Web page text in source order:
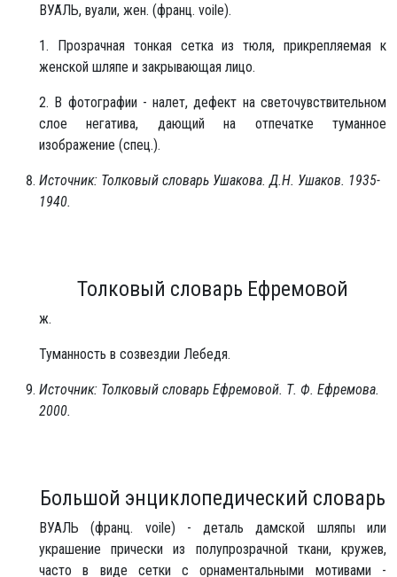
ВУА́ЛЬ, вуали, жен. (франц. voile).
1. Прозрачная тонкая сетка из тюля, прикрепляемая к
женской шляпе и закрывающая лицо.
2. В фотографии - налет, дефект на светочувствительном
слое негатива, дающий на отпечатке туманное
изображение (спец.).
Источник: Толковый словарь Ушакова. Д.Н. Ушаков. 1935-
1940.
Толковый словарь Ефремовой
ж.
Туманность в созвездии Лебедя.
Источник: Толковый словарь Ефремовой. Т. Ф. Ефремова.
2000.
Большой энциклопедический словарь
ВУАЛЬ (франц. voile) - деталь дамской шляпы или
украшение прически из полупрозрачной ткани, кружев,
часто в виде сетки с орнаментальными мотивами -